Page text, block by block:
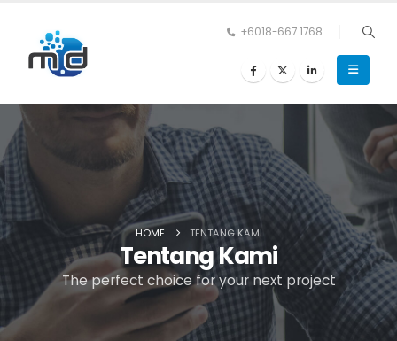
+6018-667 1768
HOME TENTANG KAMI
Tentang Kami
The perfect choice for your next project